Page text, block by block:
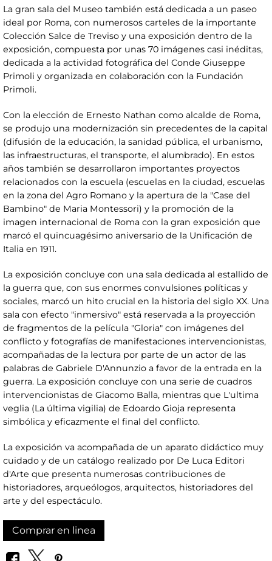
La gran sala del Museo también está dedicada a un paseo
ideal por Roma, con numerosos carteles de la importante
Colección Salce de Treviso y una exposición dentro de la
exposición, compuesta por unas 70 imágenes casi inéditas,
dedicada a la actividad fotográfica del Conde Giuseppe
Primoli y organizada en colaboración con la Fundación
Primoli.
Con la elección de Ernesto Nathan como alcalde de Roma,
se produjo una modernización sin precedentes de la capital
(difusión de la educación, la sanidad pública, el urbanismo,
las infraestructuras, el transporte, el alumbrado). En estos
años también se desarrollaron importantes proyectos
relacionados con la escuela (escuelas en la ciudad, escuelas
en la zona del Agro Romano y la apertura de la "Case del
Bambino" de Maria Montessori) y la promoción de la
imagen internacional de Roma con la gran exposición que
marcó el quincuagésimo aniversario de la Unificación de
Italia en 1911.
La exposición concluye con una sala dedicada al estallido de
la guerra que, con sus enormes convulsiones políticas y
sociales, marcó un hito crucial en la historia del siglo XX. Una
sala con efecto "inmersivo" está reservada a la proyección
de fragmentos de la película "Gloria" con imágenes del
conflicto y fotografías de manifestaciones intervencionistas,
acompañadas de la lectura por parte de un actor de las
palabras de Gabriele D'Annunzio a favor de la entrada en la
guerra. La exposición concluye con una serie de cuadros
intervencionistas de Giacomo Balla, mientras que L'ultima
veglia (La última vigilia) de Edoardo Gioja representa
simbólica y eficazmente el final del conflicto.
La exposición va acompañada de un aparato didáctico muy
cuidado y de un catálogo realizado por De Luca Editori
d'Arte que presenta numerosas contribuciones de
historiadores, arqueólogos, arquitectos, historiadores del
arte y del espectáculo.
Comprar en linea